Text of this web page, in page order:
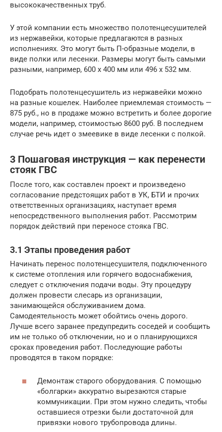
высококачественных труб.
У этой компании есть множество полотенцесушителей
из нержавейки, которые предлагаются в разных
исполнениях. Это могут быть П-образные модели, в
виде полки или лесенки. Размеры могут быть самыми
разными, например, 600 x 400 мм или 496 x 532 мм.
Подобрать полотенцесушитель из нержавейки можно
на разные кошелек. Наиболее приемлемая стоимость —
875 руб., но в продаже можно встретить и более дорогие
модели, например, стоимостью 8600 руб. В последнем
случае речь идет о змеевике в виде лесенки с полкой.
3 Пошаговая инструкция — как перенести
стояк ГВС
После того, как составлен проект и произведено
согласование предстоящих работ в УК, БТИ и прочих
ответственных организациях, наступает время
непосредственного выполнения работ. Рассмотрим
порядок действий при переносе стояка ГВС.
3.1 Этапы проведения работ
Начинать перенос полотенцесушителя, подключенного
к системе отопления или горячего водоснабжения,
следует с отключения подачи воды. Эту процедуру
должен провести слесарь из организации,
занимающейся обслуживанием дома.
Самодеятельность может обойтись очень дорого.
Лучше всего заранее предупредить соседей и сообщить
им не только об отключении, но и о планирующихся
сроках проведения работ. Последующие работы
проводятся в таком порядке:
Демонтаж старого оборудования. С помощью
«болгарки» аккуратно вырезаются старые
коммуникации. При этом нужно следить, чтобы
оставшиеся отрезки были достаточной для
привязки нового трубопровода длины.